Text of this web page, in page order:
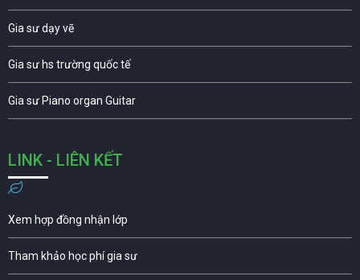
Gia sư dạy vẽ
Gia sư hs trường quốc tế
Gia sư Piano organ Guitar
LINK - LIÊN KẾT
Xem hợp đồng nhận lớp
Tham khảo học phí gia sư